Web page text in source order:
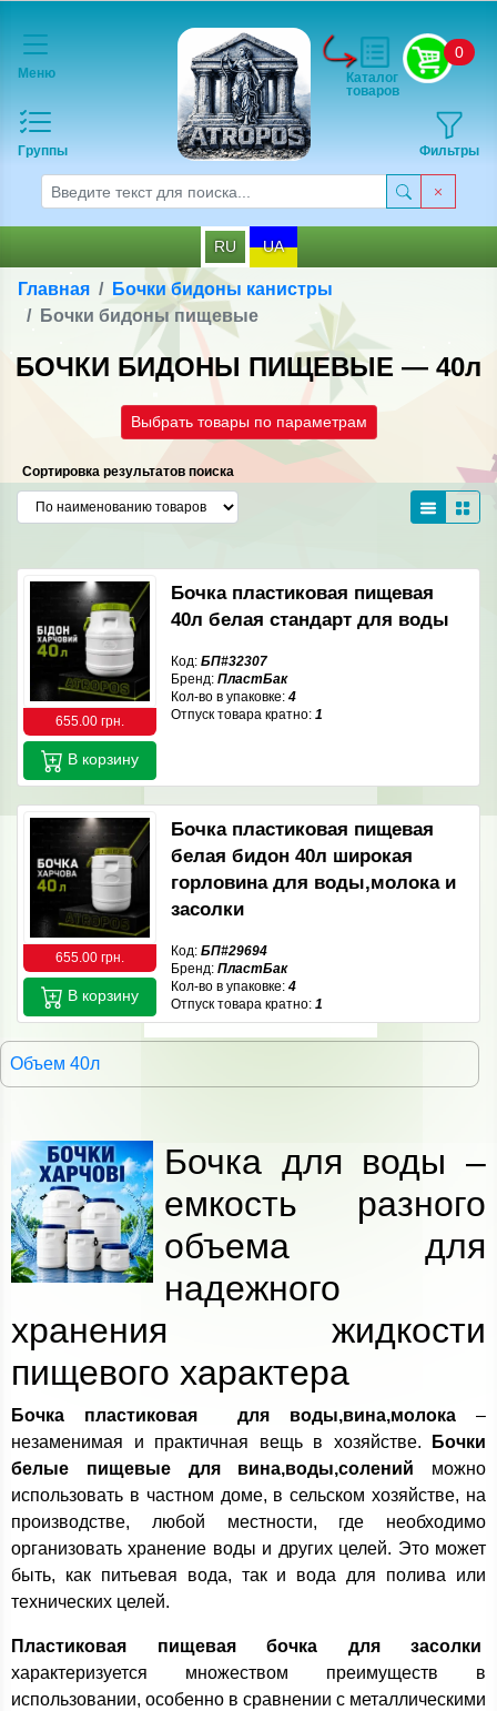
Меню
Группы
0
Фильтры
Каталог
товаров
RU UA
Главная
Бочки бидоны канистры
Бочки бидоны пищевые
БОЧКИ БИДОНЫ ПИЩЕВЫЕ — 40л
Выбрать товары по параметрам
Сортировка результатов поиска
655.00 грн.
Бочка пластиковая пищевая
40л белая стандарт для воды
Код: БП#32307
Бренд: ПластБак
Кол-во в упаковке: 4
Отпуск товара кратно: 1
В корзину
655.00 грн.
Бочка пластиковая пищевая
белая бидон 40л широкая
горловина для воды,молока и
засолки
Код: БП#29694
Бренд: ПластБак
Кол-во в упаковке: 4
Отпуск товара кратно: 1
В корзину
Объем 40л
Бочка для воды –
емкость разного
объема для
надежного
хранения жидкости
пищевого характера
Бочка пластиковая для воды,вина,молока –
незаменимая и практичная вещь в хозяйстве.
Бочки
белые пищевые для
вина,воды,солений можно
использовать в частном доме, в сельском хозяйстве, на
производстве, любой местности, где необходимо
организовать хранение воды и других целей. Это может
быть, как питьевая вода, так и вода для полива или
технических целей.
Пластиковая пищевая бочка для засолки
характеризуется множеством преимуществ в
использовании, особенно в сравнении с металлическими